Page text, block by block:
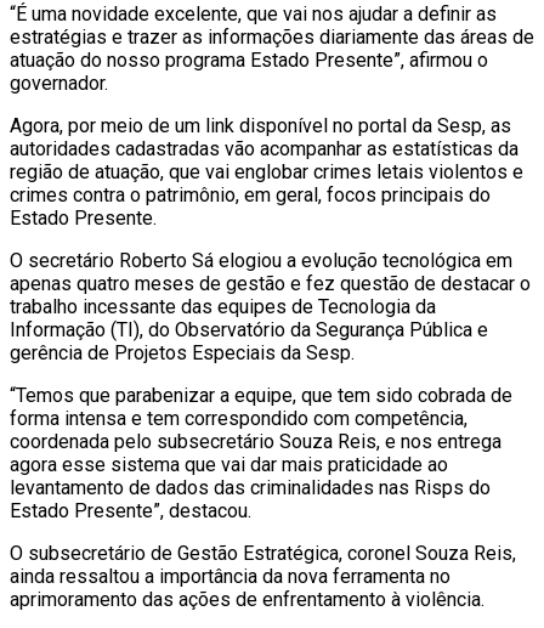
“É uma novidade excelente, que vai nos ajudar a definir as
estratégias e trazer as informações diariamente das áreas de
atuação do nosso programa Estado Presente”, afirmou o
governador.
Agora, por meio de um link disponível no portal da Sesp, as
autoridades cadastradas vão acompanhar as estatísticas da
região de atuação, que vai englobar crimes letais violentos e
crimes contra o patrimônio, em geral, focos principais do
Estado Presente.
O secretário Roberto Sá elogiou a evolução tecnológica em
apenas quatro meses de gestão e fez questão de destacar o
trabalho incessante das equipes de Tecnologia da
Informação (TI), do Observatório da Segurança Pública e
gerência de Projetos Especiais da Sesp.
“Temos que parabenizar a equipe, que tem sido cobrada de
forma intensa e tem correspondido com competência,
coordenada pelo subsecretário Souza Reis, e nos entrega
agora esse sistema que vai dar mais praticidade ao
levantamento de dados das criminalidades nas Risps do
Estado Presente”, destacou.
O subsecretário de Gestão Estratégica, coronel Souza Reis,
ainda ressaltou a importância da nova ferramenta no
aprimoramento das ações de enfrentamento à violência.